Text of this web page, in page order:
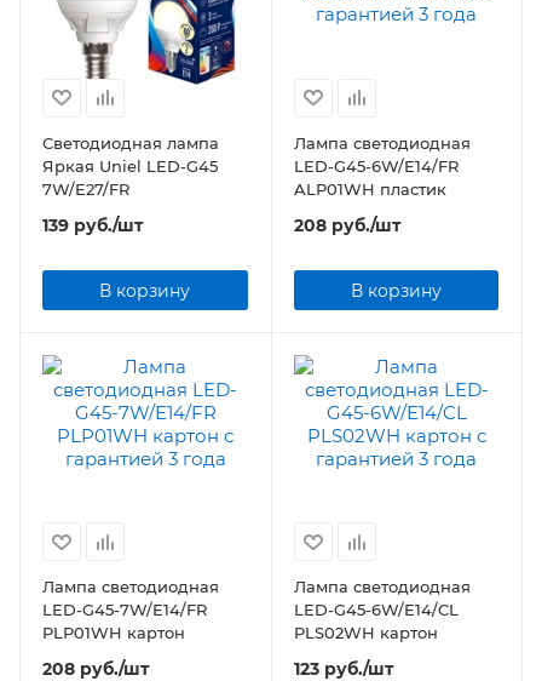
Светодиодная лампа
Яркая Uniel LED-G45
7W/E27/FR
139 руб./шт
В корзину
Лампа светодиодная
LED-G45-6W/E14/FR
ALP01WH пластик
208руб./шт
В корзину
Лампа светодиодная
LED-G45-7W/E14/FR
PLP01WH картон
208 руб./шт
Лампа светодиодная
LED-G45-6W/E14/CL
PLS02WH картон
123руб./шт